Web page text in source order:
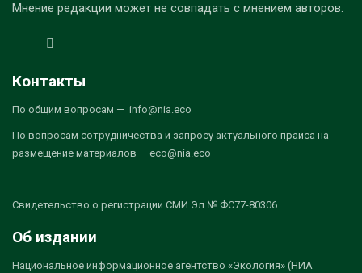
Мнение редакции может не совпадать с мнением авторов.
Контакты
По общим вопросам — info@nia.eco
По вопросам сотрудничества и запросу актуального прайса на
размещение материалов — eco@nia.eco
Свидетельство о регистрации СМИ Эл № ФС77-80306
Об издании
Национальное информационное агентство «Экология» (НИА